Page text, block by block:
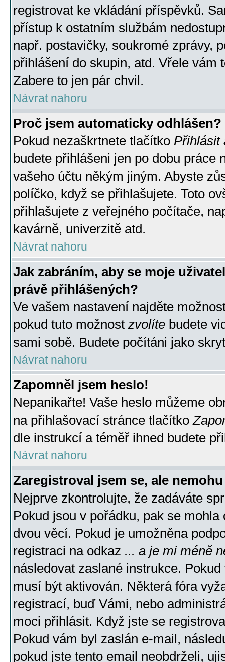
registrovat ke vkládání příspěvků.
přístup k ostatním službám
např. postavičky, soukromé zprávy,
přihlášení do skupin, atd. Vřele vám
Zabere to jen pár chvil.
Návrat nahoru
Proč jsem automaticky odhlášen?
Pokud nezaškrtnete tlačítko Přihlásit
budete přihlášeni jen po dobu práce
vašeho účtu někým jiným. Abyste
políčko, když se přihlašujete. Toto
přihlašujete z veřejného počítače,
kavárně, univerzitě atd.
Návrat nahoru
Jak zabráním, aby se moje
právě přihlášených?
Ve vašem nastavení najděte
pokud tuto možnost zvolíte budete
sami sobě. Budete počítáni jako
Návrat nahoru
Zapomněl jsem heslo!
Nepanikařte! Vaše heslo můžeme
na přihlašovací stránce tlačítko
dle instrukcí a téměř ihned budete
Návrat nahoru
Zaregistroval jsem se, ale
Nejprve zkontrolujte, že zadáváte
Pokud jsou v pořádku, pak se
dvou věcí. Pokud je umožněna
registraci na odkaz ... a je mi méně
následovat zaslané instrukce.
musí být aktivován. Některá fóra
registrací, buď Vámi, nebo
moci přihlásit. Když jste se
Pokud vám byl zaslán e-mail,
pokud jste tento email neobdrželi,